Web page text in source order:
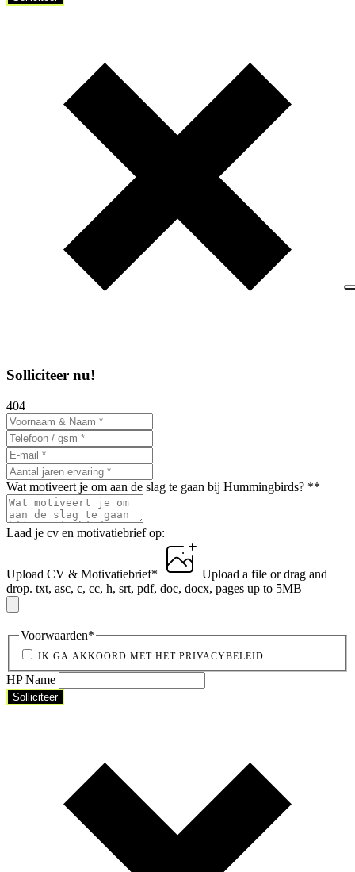
Solliciteer nu!
404
Wat motiveert je om aan de slag te gaan bij Hummingbirds? **
Laad je cv en motivatiebrief op:
Upload CV & Motivatiebrief* Upload a file or drag and
drop. txt, asc, c, cc, h, srt, pdf, doc, docx, pages up to 5MB
Voorwaarden*
IK GA AKKOORD MET HET PRIVACYBELEID
HP Name
Solliciteer